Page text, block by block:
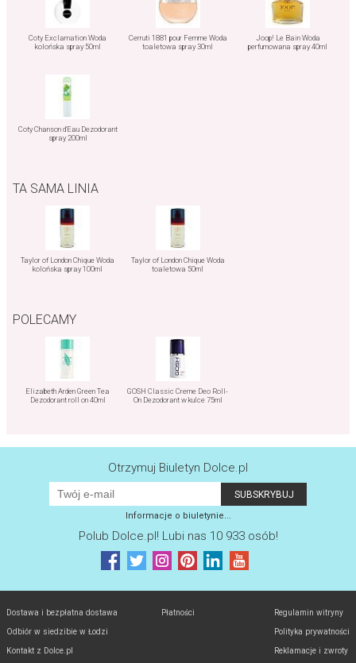
Coty Exclamation Woda
kolońska spray 50ml
Cerruti 1881 pour Femme Woda
toaletowa spray 30ml
Joop! Le Bain Woda
perfumowana spray 40ml
Coty Chanson d'Eau Dezodorant
spray 200ml
TA SAMA LINIA
Taylor of London Chique Woda
kolońska spray 100ml
Taylor of London Chique Woda
toaletowa 50ml
POLECAMY
Elizabeth Arden Green Tea
Dezodorant roll on 40ml
GOSH Classic Creme Deo Roll-
On Dezodorant w kulce 75ml
Otrzymuj Biuletyn Dolce.pl
Informacje o biuletynie...
Polub Dolce.pl! Lubi nas 10 933 osób!
Dostawa i bezpłatna dostawa
Odbiór w siedzibie w Łodzi
Kontakt z Dolce.pl
Płatności Regulamin witryny
Polityka prywatności
Reklamacje i zwroty